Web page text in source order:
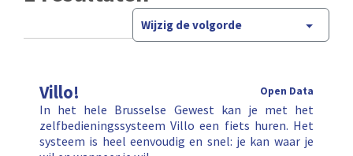
Wijzig de volgorde
Villo! Open Data
In het hele Brusselse Gewest kan je met het
zelfbedieningssysteem Villo een fiets huren. Het
systeem is heel eenvoudig en snel: je kan waar je